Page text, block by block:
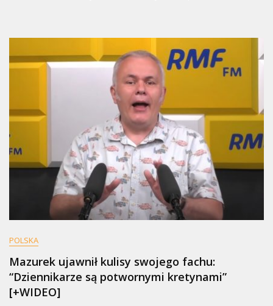
POLSKA
Mazurek ujawnił kulisy swojego fachu:
“Dziennikarze są potwornymi kretynami”
[+WIDEO]